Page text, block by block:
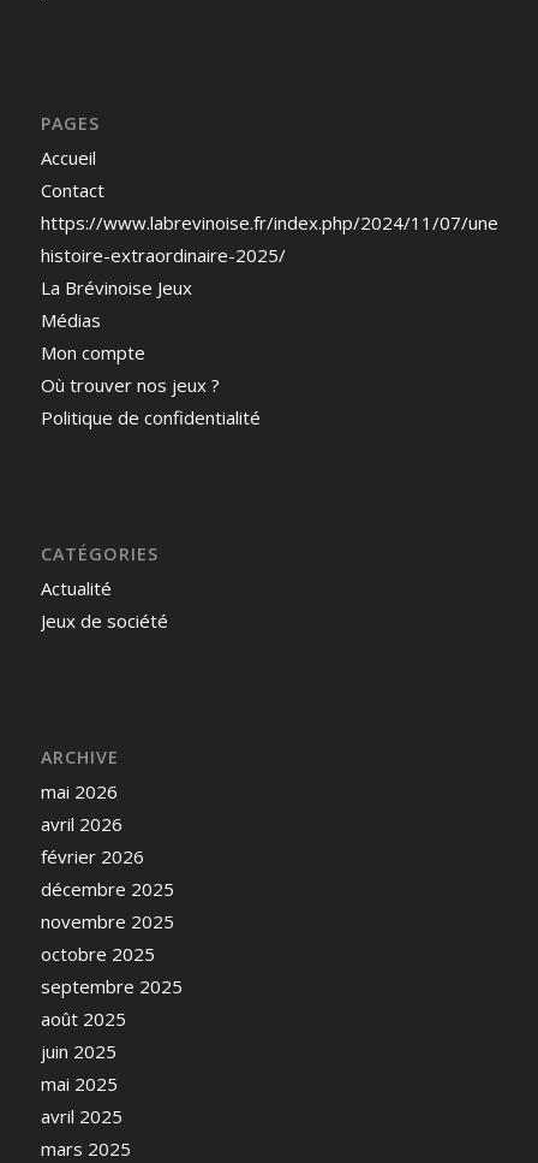
PAGES
Accueil
Contact
https://www.labrevinoise.fr/index.php/2024/11/07/une-
histoire-extraordinaire-2025/
La Brévinoise Jeux
Médias
Mon compte
Où trouver nos jeux ?
Politique de confidentialité
CATÉGORIES
Actualité
Jeux de société
ARCHIVE
mai 2026
avril 2026
février 2026
décembre 2025
novembre 2025
octobre 2025
septembre 2025
août 2025
juin 2025
mai 2025
avril 2025
mars 2025